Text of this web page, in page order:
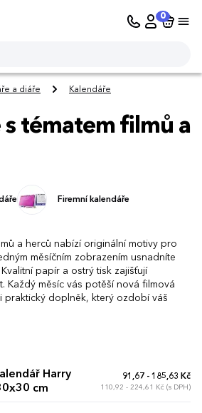
0
a diáře Kalendáře
s tématem filmů a
Firemní kalendáře
a herců nabízí originální motivy pro
měsíčním zobrazením usnadníte
papír a ostrý tisk zajišťují
Každý měsíc vás potěší nová filmová
praktický doplněk, který ozdobí váš
Harry
cm
91,67 - 185,63 Kč
110,92 - 224,61 Kč (s DPH)